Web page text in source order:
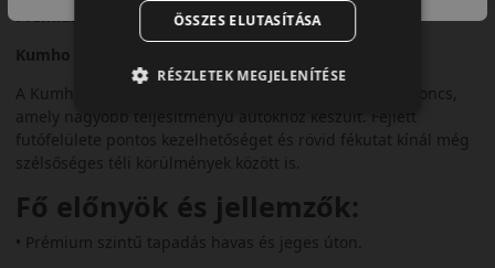
Prémium tapadás télen
Kumho WinterCraft WP71 téli gumiabroncs
A Kumho WinterCraft WP71 egy prémium téli gumiabroncs,
amely nagyobb teljesítményű autókhoz készült. Fejlett
futófelülete pontos kezelhetőséget és rövid fékutat kínál még
szélsőséges téli körülmények között is.
Fő előnyök és jellemzők:
• Prémium szintű tapadás havas és jeges úton.
ÖSSZES ELUTASÍTÁSA
RÉSZLETEK MEGJELENÍTÉSE